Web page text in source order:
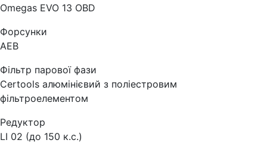
Omegas EVO 13 OBD
Форсунки
AEB
Фільтр парової фази
Certools алюмінієвий з поліестровим
фільтроелементом
Редуктор
LI 02 (до 150 к.с.)